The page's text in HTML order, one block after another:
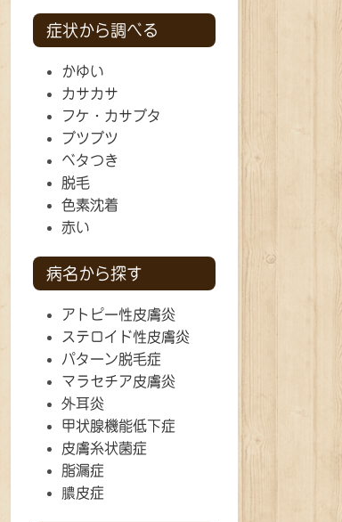
症状から調べる
かゆい
カサカサ
フケ・カサブタ
ブツブツ
ベタつき
脱毛
色素沈着
赤い
病名から探す
アトピー性皮膚炎
ステロイド性皮膚炎
パターン脱毛症
マラセチア皮膚炎
外耳炎
甲状腺機能低下症
皮膚糸状菌症
脂漏症
膿皮症